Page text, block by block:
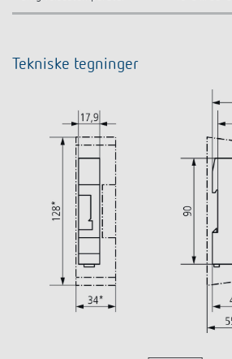
Tekniske tegninger